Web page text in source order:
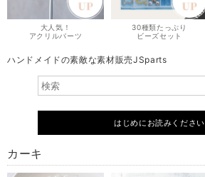
大人気！
アクリルパーツ
30種類たっぷり
ビーズセット
ハンドメイドの素敵な素材販売JSparts
はじめにお読みください
カーキ